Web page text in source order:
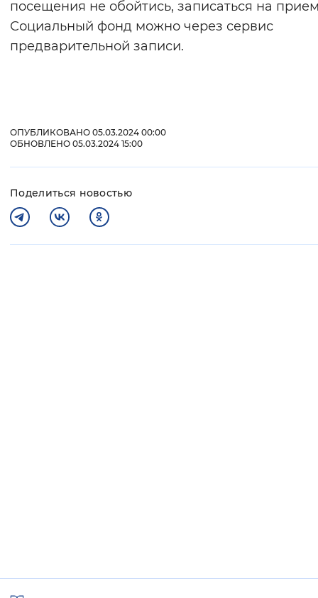
посещения не обойтись, записаться на
Социальный фонд можно через сервис
предварительной записи.
ОПУБЛИКОВАНО 05.03.2024 00:00
ОБНОВЛЕНО 05.03.2024 15:00
Поделиться новостью